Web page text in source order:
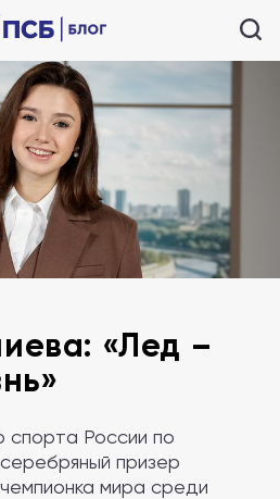
«Лед –
спорта России по
призер
мира среди